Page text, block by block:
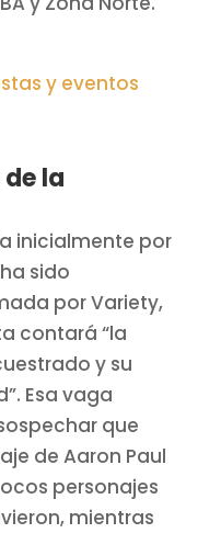
la
inicialmente por
sido
por Variety,
contará “la
y su
Esa vaga
que
de Aaron Paul
personajes
mientras